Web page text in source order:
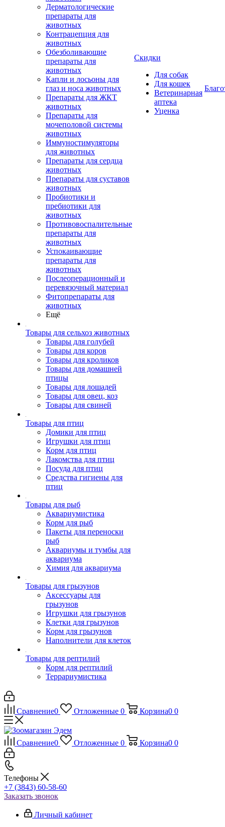
Дерматологические
препараты для
животных
Контрацепция для
животных
Обезболивающие
препараты для
животных
Капли и лосьоны для
глаз и носа животных
Препараты для ЖКТ
животных
Препараты для
мочеполовой системы
животных
Иммуностимуляторы
для животных
Препараты для сердца
животных
Препараты для суставов
животных
Пробиотики и
пребиотики для
животных
Противовоспалительные
препараты для
животных
Успокаивающие
препараты для
животных
Послеоперационный и
перевязочный материал
Фитопрепараты для
животных
Ещё
Товары для сельхоз животных
Товары для голубей
Товары для коров
Товары для кроликов
Товары для домашней
птицы
Товары для лошадей
Товары для овец, коз
Товары для свиней
Товары для птиц
Домики для птиц
Игрушки для птиц
Корм для птиц
Лакомства для птиц
Посуда для птиц
Средства гигиены для
птиц
Товары для рыб
Аквариумистика
Корм для рыб
Пакеты для переноски
рыб
Аквариумы и тумбы для
аквариума
Химия для аквариума
Товары для грызунов
Аксессуары для
грызунов
Игрушки для грызунов
Клетки для грызунов
Корм для грызунов
Наполнители для клеток
Товары для рептилий
Корм для рептилий
Террариумистика
Скидки
Для собак
Для кошек
Ветеринарная
аптека
Уценка
Сравнение0 Отложенные 0 Корзина0 0
Сравнение0 Отложенные 0 Корзина0 0
Телефоны
+7 (3843) 60-58-60
Заказать звонок
Личный кабинет